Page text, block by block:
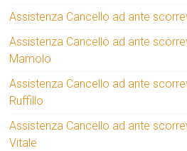
Assistenza Cancello ad ante
Assistenza Cancello ad ante
Mamolo
Assistenza Cancello ad ante
Ruffillo
Assistenza Cancello ad ante
Vitale